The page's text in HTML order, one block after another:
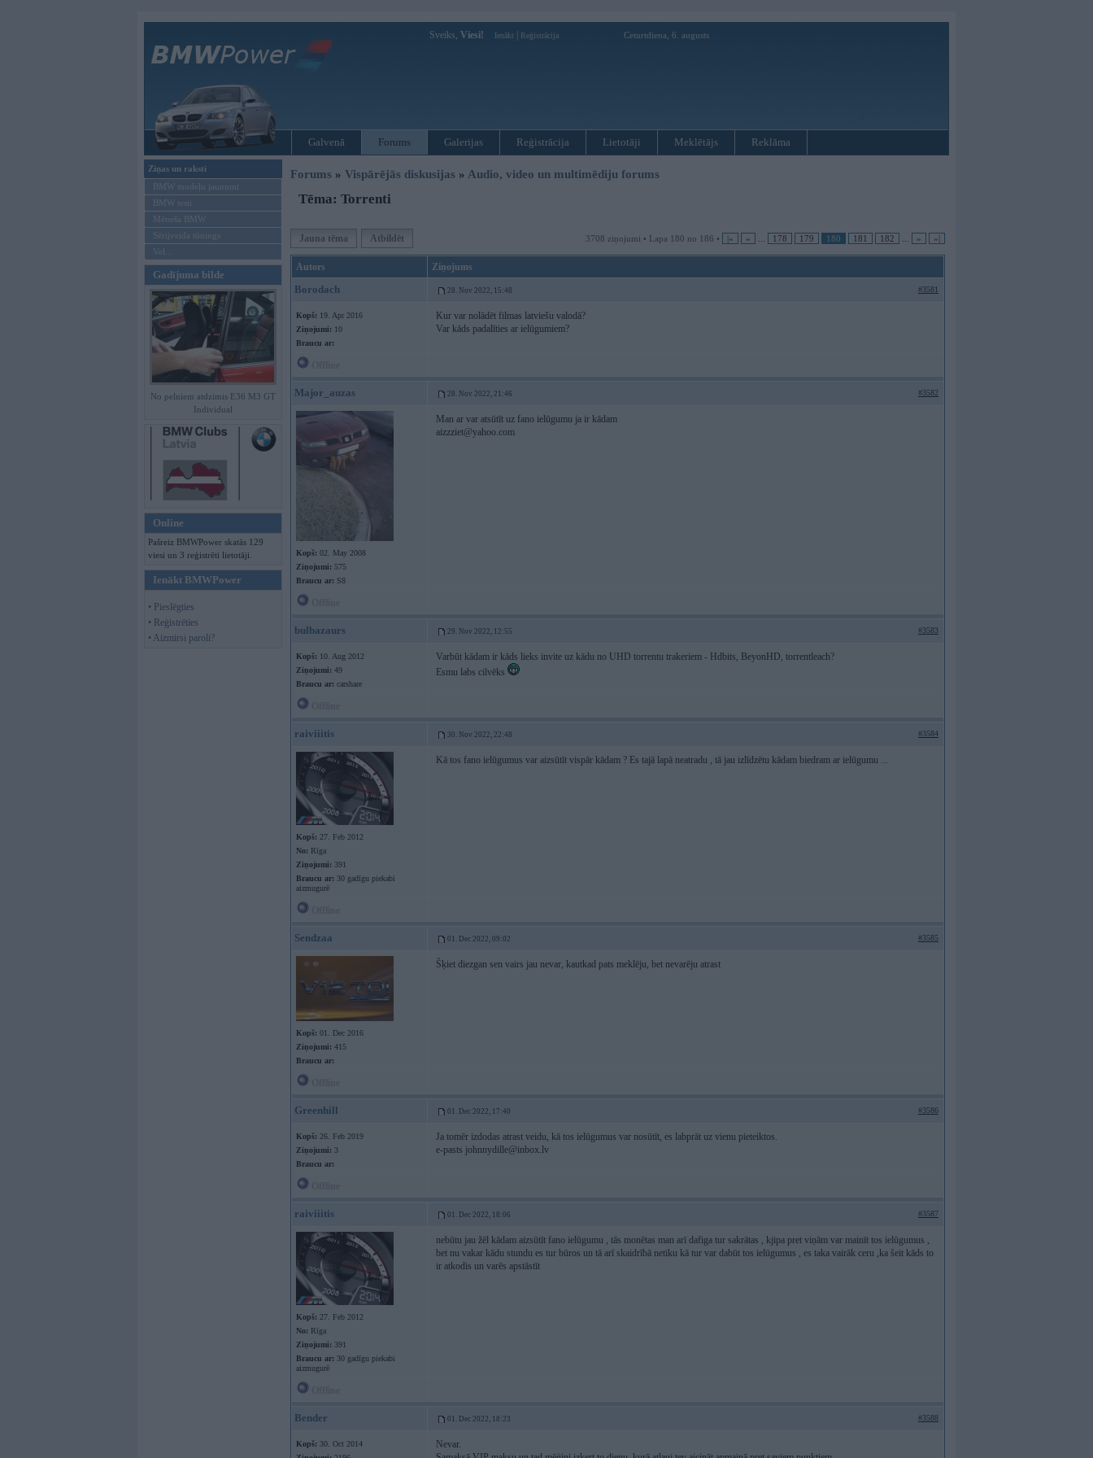
Sveiks, Viesi! Ienākt Reģistrācija Ceturtdiena, 6. augusts
Galvenā Forums Galerijas Reģistrācija Lietotāji Meklētājs Reklāma
Ziņas un raksti
BMW modeļu jaunumi
BMW testi
Mēneša BMW
Sērijveida tūnings
Vel...
Gadījuma bilde
No pelniem atdzimis E36 M3 GT
Individual
Online
Pašreiz BMWPower skatās 129
viesi un 3 reģistrēti lietotāji.
Ienākt BMWPower
• Pieslēgties
• Reģistrēties
• Aizmirsi paroli?
Forums » Vispārējās diskusijas » Audio, video un multimēdiju forums
Tēma: Torrenti
Jauna tēma Atbildēt 3708 ziņojumi • Lapa 180 no 186 • |« « 178 179 180 181 182 » »|
Autors Ziņojums
Borodach 28. Nov 2022, 15:48 #3581
Kopš: 19. Apr 2016
Ziņojumi: 10
Braucu ar:
Kur var nolādēt filmas latviešu valodā?
Var kāds padalīties ar ielūgumiem?
Major_auzas 28. Nov 2022, 21:46 #3582
Kopš: 02. May 2008
Ziņojumi: 575
Braucu ar: S8
Man ar var atsūtīt uz fano ielūgumu ja ir kādam
aizzziet@yahoo.com
bulbazaurs 29. Nov 2022, 12:55 #3583
Kopš: 10. Aug 2012
Ziņojumi: 49
Braucu ar: carshare
Varbūt kādam ir kāds lieks invite uz kādu no UHD torrentu trakeriem - Hdbits, BeyonHD, torrentleach?
Esmu labs cilvēks
raiviiitis 30. Nov 2022, 22:48 #3584
Kopš: 27. Feb 2012
No: Rīga
Ziņojumi: 391
Braucu ar: 30 gadīgu piekabi
aizmugurē
Kā tos fano ielūgumus var aizsūtīt vispār kādam ? Es tajā lapā neatradu , tā jau izlīdzētu kādam biedram ar ielūgumu ...
Sendzaa 01. Dec 2022, 09:02 #3585
Kopš: 01. Dec 2016
Ziņojumi: 415
Braucu ar:
Šķiet diezgan sen vairs jau nevar, kautkad pats meklēju, bet nevarēju atrast
Greenhill 01. Dec 2022, 17:40 #3586
Kopš: 26. Feb 2019
Ziņojumi: 3
Braucu ar:
Ja tomēr izdodas atrast veidu, kā tos ielūgumus var nosūtīt, es labprāt uz vienu pieteiktos.
e-pasts johnnydille@inbox.lv
raiviiitis 01. Dec 2022, 18:06 #3587
Kopš: 27. Feb 2012
No: Rīga
Ziņojumi: 391
Braucu ar: 30 gadīgu piekabi
aizmugurē
nebūtu jau žēl kādam aizsūtīt fano ielūgumu , tās monētas man arī dafiga tur sakrātas , kjipa pret viņām var mainīt tos ielūgumus ,
bet nu vakar kādu stundu es tur būros un tā arī skaidrībā netiku kā tur var dabūt tos ielūgumus , es taka vairāk ceru ,ka šeit kāds to
ir atkodis un varēs apstāstīt
Bender 01. Dec 2022, 18:23 #3588
Kopš: 30. Oct 2014
Nevar.